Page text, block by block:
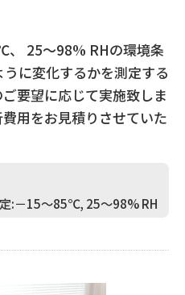
25～98% RHの環境条
に変化するかを測定する
要望に応じて実施致しま
用をお見積りさせていた
:－15～85℃, 25～98% RH